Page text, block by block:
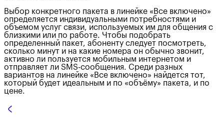
Выбор конкретного пакета в линейке «Все включено»
определяется индивидуальными потребностями и
объемом услуг связи, используемых им для общения с
близкими или по работе. Чтобы подобрать
определенный пакет, абоненту следует посмотреть,
сколько минут и на какие номера он обычно звонит,
активно ли пользуется мобильным интернетом и
отправляет ли SMS-сообщения. Среди разных
вариантов на линейке «Все включено» найдется тот,
который будет идеальным и по «объёму» пакета, и по
цене.